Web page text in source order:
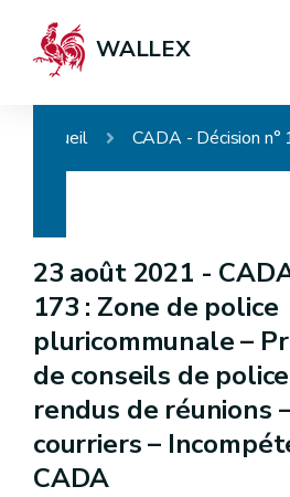
WALLEX
Accueil
23 août 2021 -
173 : Zone de police
pluricommunale –
de conseils de
rendus de réunions
courriers –
CADA